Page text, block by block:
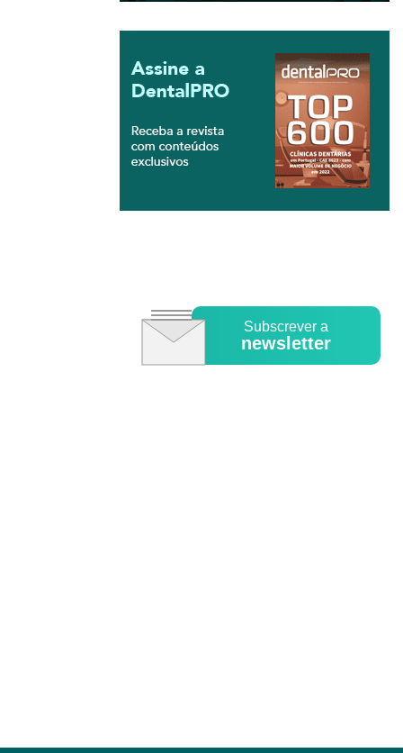
Subscrever a
newsletter